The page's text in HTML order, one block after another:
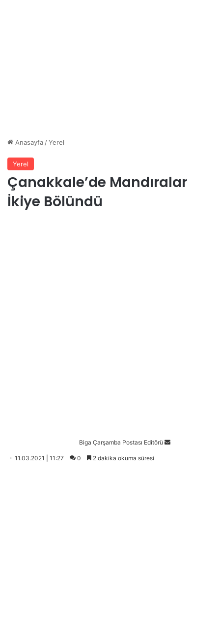
Anasayfa /Yerel
Yerel
Çanakkale’de Mandıralar
İkiye Bölündü
Biga Çarşamba Postası Editörü
Bir
11.03.2021 | 11:27 0 2 dakika okuma süresi